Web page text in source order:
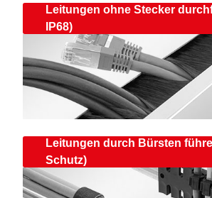
Leitungen ohne Stecker
IP68)
Leitungen durch Bürsten
Schutz)